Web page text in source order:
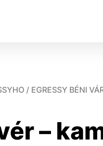
/ EGRESSY BÉNI
–